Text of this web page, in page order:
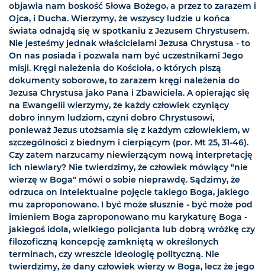
objawia nam boskość Słowa Bożego, a przez to zarazem i
Ojca, i Ducha. Wierzymy, że wszyscy ludzie u końca
świata odnajdą się w spotkaniu z Jezusem Chrystusem.
Nie jesteśmy jednak właścicielami Jezusa Chrystusa - to
On nas posiada i pozwala nam być uczestnikami Jego
misji. Kręgi należenia do Kościoła, o których piszą
dokumenty soborowe, to zarazem kręgi należenia do
Jezusa Chrystusa jako Pana i Zbawiciela. A opierając się
na Ewangelii wierzymy, że każdy człowiek czyniący
dobro innym ludziom, czyni dobro Chrystusowi,
ponieważ Jezus utożsamia się z każdym człowiekiem, w
szczególności z biednym i cierpiącym (por. Mt 25, 31-46).
Czy zatem narzucamy niewierzącym nową interpretację
ich niewiary? Nie twierdzimy, że człowiek mówiący "nie
wierzę w Boga" mówi o sobie nieprawdę. Sądzimy, że
odrzuca on intelektualne pojęcie takiego Boga, jakiego
mu zaproponowano. I być może słusznie - być może pod
imieniem Boga zaproponowano mu karykaturę Boga -
jakiegoś idola, wielkiego policjanta lub dobrą wróżkę czy
filozoficzną koncepcję zamkniętą w określonych
terminach, czy wreszcie ideologię polityczną. Nie
twierdzimy, że dany człowiek wierzy w Boga, lecz że jego